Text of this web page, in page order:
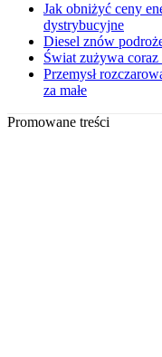
Jak obniżyć ceny
dystrybucyjne
Diesel znów
Świat zużywa
Przemysł
za małe
Promowane treści